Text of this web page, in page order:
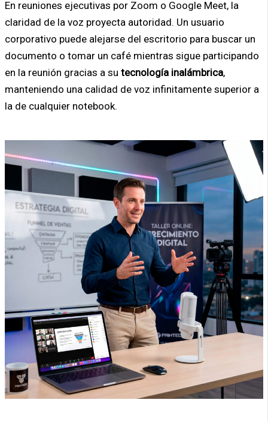
En reuniones ejecutivas por Zoom o Google Meet, la
claridad de la voz proyecta autoridad. Un usuario
corporativo puede alejarse del escritorio para buscar un
documento o tomar un café mientras sigue participando
en la reunión gracias a su tecnología inalámbrica,
manteniendo una calidad de voz infinitamente superior a
la de cualquier notebook.